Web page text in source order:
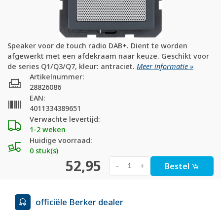
Speaker voor de touch radio DAB+. Dient te worden
afgewerkt met een afdekraam naar keuze. Geschikt voor
de series Q1/Q3/Q7, kleur: antraciet. Meer informatie »
Verwachte levertijd:
1-2 weken
Huidige voorraad:
0 stuk(s)
Artikelnummer:
28826086
EAN:
4011334389651
52,95 +
- Bestel
officiële Berker dealer